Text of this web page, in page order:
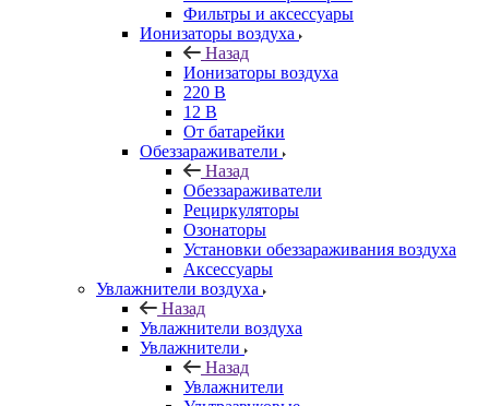
Фильтры и аксессуары
Ионизаторы воздуха
Назад
Ионизаторы воздуха
220 В
12 В
От батарейки
Обеззараживатели
Назад
Обеззараживатели
Рециркуляторы
Озонаторы
Установки обеззараживания воздуха
Аксессуары
Увлажнители воздуха
Назад
Увлажнители воздуха
Увлажнители
Назад
Увлажнители